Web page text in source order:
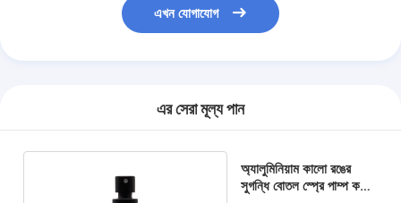
এখন যোগাযোগ
এর সেরা মূল্য পান
অ্যালুমিনিয়াম কালো রঙের
সুগন্ধি বোতল স্প্রে পাম্প কলার